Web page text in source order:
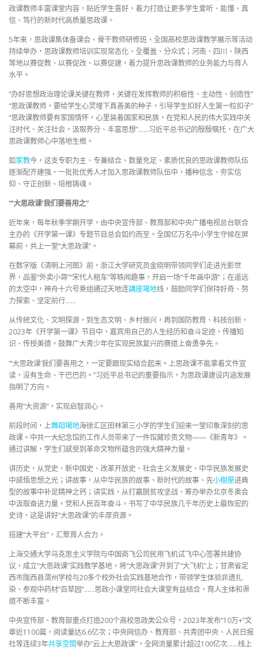
政课教师丰富课堂内容，贴近学生喜好，着力打造让更多学生爱听、能懂、真
信、笃行的新时代高质量思政课。
5年来，思政课集体备课会、骨干教师研修班、全国高校思政课教学展示等活动
持续举办，思政课教师培训实现常态化、全覆盖、分众式；河南、四川、陕西
等地以赛促教、以赛促改、以赛促建，着力提升思政课教师的业务能力与育人
水平。
“办好思想政治理论课关键在教师，关键在发挥教师的积极性、主动性、创造性”
“思政课教师，要给学生心灵埋下真善美的种子，引导学生扣好人生第一粒扣子”
“思政课教师要有家国情怀，心里装着国家和民族，在党和人民的伟大实践中关
注时代、关注社会，汲取养分、丰富思想”……习近平总书记的殷殷嘱托，在广大
思政课教师心中落地生根。
如家教今，这支专职为主、专兼结合、数量充足、素质优良的思政课教师队伍
逐渐配齐建强，一批批优秀人才加入思政课教师队伍中，播种信念、夯实信
仰、守正创新、培根铸魂。
“‘大思政课’我们要善用之”
近年来，每年秋季学期开学，由中央宣传部、教育部和中央广播电视总台联合
主办的《开学第一课》专题节目总会如约而至。全国亿万名中小学生守候在屏
幕前，共上一堂“大思政课”。
在数字版《清明上河图》前，浙江大学研究员金晓明带领同学们走进光影世
界，品鉴“外卖小哥”“宋代人租车”等轶闻趣事，开启一场“千年画中游”；在遥远
的太空中，神舟十六号乘组通过天地连講座場地线，鼓励同学们保持好奇、努
力探索、坚定前行……
从传统文化、文明探源，到生态文明、乡村振兴，再到国防教育、科技创新，
2023年《开学第一课》节目中，嘉宾用自己的人生经历和奋斗足迹，传播知
识、传授美德，鼓舞广大青少年在实现民族复兴的赛道上奋勇争先。
“‘大思政课’我们要善用之，一定要跟现实结合起来。上思政课不能拿着文件宣
读，没有生命、干巴巴的。”习近平总书记的重要指示，为思政课建设内涵发展
指明了方向。
善用“大资源”，实现启智润心。
前段时间，上舞蹈場地海徐汇区田林第三小学的学生们迎来一堂印象深刻的思
政课。中共一大纪念馆的工作人员带来了一件馆藏珍贵文物——《新青年》。
通过讲解，学生们感受到革命文物所蕴含的强大精神力量。
讲历史，从党史、新中国史、改革开放史、社会主义发展史、中华民族发展史
中感悟思想之光；讲故事，从中华民族的故事、新时代的故事、先小樹屋进典
型的故事中补足精神之钙；讲实践，从打赢脱贫攻坚战、筹办举办北京冬奥会
中汲取奋进力量。党和人民百年奋斗，书写了中华民族几千年历史上最恢宏的
史诗，这是讲好“大思政课”的丰厚资源。
搭建“大平台”，汇聚育人合力。
上海交通大学马克思主义学院与中国商飞公司民用飞机试飞中心签署共建协
议，成立“大思政课”实践教学基地，将“大思政课”开到了“大飞机”上；甘肃省定
西市陇西县渭州学校与20多个校外社会实践基地合作，带领学生体验非遗扎
染、参观中药材“百草园”……思政小课堂同社会大课堂有益结合，育人主体和渠
道不断丰富。
中央宣传部、教育部重点打造200个高校思政类公众号，2023年发布“10万+”文
章近1100篇，阅读量达6.6亿次；中央网信办、教育部、共青团中央、人民日报
社等连续3年共享空間举办“云上大思政课”，全网流量累计超过100亿次……线上